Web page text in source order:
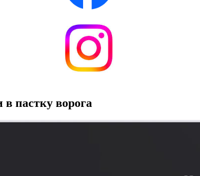
в пастку ворога